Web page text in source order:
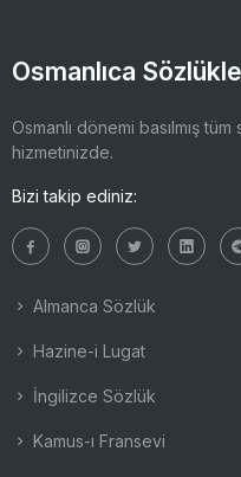
Osmanlıca
Osmanlı dönemi basılmış
hizmetinizde.
Bizi takip ediniz:
Almanca Sözlük
Hazine-i Lugat
İngilizce Sözlük
Kamus-ı Fransevi